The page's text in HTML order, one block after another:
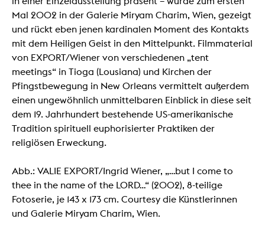
Mal 2002 in der Galerie Miryam Charim, Wien, gezeigt
und rückt eben jenen kardinalen Moment des Kontakts
mit dem Heiligen Geist in den Mittelpunkt. Filmmaterial
von EXPORT/Wiener von verschiedenen „tent
meetings“ in Tioga (Lousiana) und Kirchen der
Pfingstbewegung in New Orleans vermittelt außerdem
einen ungewöhnlich unmittelbaren Einblick in diese seit
dem 19. Jahrhundert bestehende US-amerikanische
Tradition spirituell euphorisierter Praktiken der
religiösen Erweckung.
Abb.: VALIE EXPORT/Ingrid Wiener, „…but I come to
thee in the name of the LORD…“ (2002), 8-teilige
Fotoserie, je 143 x 173 cm. Courtesy die Künstlerinnen
und Galerie Miryam Charim, Wien.